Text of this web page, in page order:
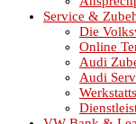
Service &
Die
Online
Audi
Audi